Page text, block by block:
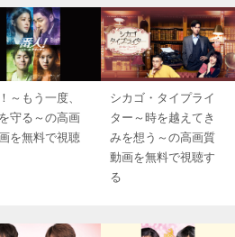
～もう一度、
守る～の高画
を無料で視聴
シカゴ・タイプライ
ター～時を越えてき
みを想う～の高画質
動画を無料で視聴す
る